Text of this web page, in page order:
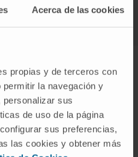
Acerca de las cookies
propias y de terceros con
la navegación y
personalizar sus
de uso de la página
sus preferencias,
las cookies y obtener más
CIMA LAB
génétique et